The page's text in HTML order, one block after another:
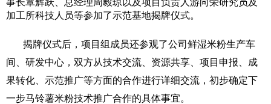
事长覃辉跃、总经理周毅琼以及项目负责人游向荣研究员及
加工所科技人员等参加了示范基地揭牌仪式。
揭牌仪式后，项目组成员还参观了公司鲜湿米粉生产车
间、研发中心，双方从技术交流、资源共享、项目申报、成
果转化、示范推广等方面的合作进行详细交流，初步确定下
一步马铃薯米粉技术推广合作的具体事宜。